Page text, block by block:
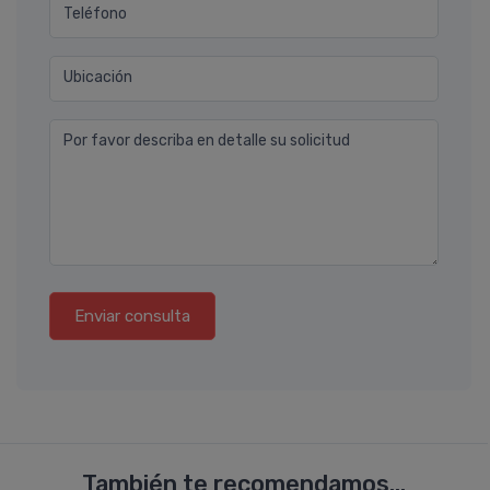
Teléfono
Ubicación
Por favor describa en detalle su solicitud
Enviar consulta
También te recomendamos...